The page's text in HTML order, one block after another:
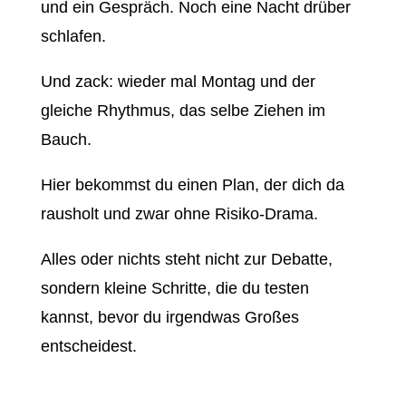
und ein Gespräch. Noch eine Nacht drüber
schlafen.
Und zack: wieder mal Montag und der
gleiche Rhythmus, das selbe Ziehen im
Bauch.
Hier bekommst du einen Plan, der dich da
rausholt und zwar ohne Risiko-Drama.
Alles oder nichts steht nicht zur Debatte,
sondern kleine Schritte, die du testen
kannst, bevor du irgendwas Großes
entscheidest.